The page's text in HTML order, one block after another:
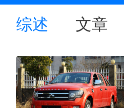
综述 文章